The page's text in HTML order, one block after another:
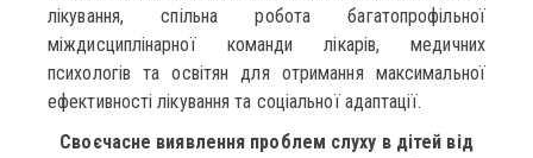
лікування, спільна робота багатопрофільної
міждисциплінарної команди лікарів, медичних
психологів та освітян для отримання максимальної
ефективності лікування та соціальної адаптації.
Своєчасне виявлення проблем слуху в дітей від